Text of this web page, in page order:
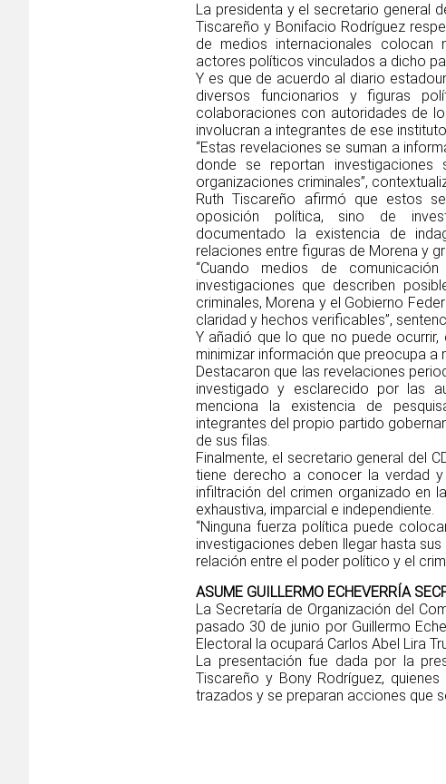
La presidenta y el secretario general
Tiscareño y Bonifacio Rodríguez
de medios internacionales
actores políticos vinculados a dicho
Y es que de acuerdo al diario
diversos funcionarios y figuras
colaboraciones con autoridades de
involucran a integrantes de ese
“Estas revelaciones se suman a
donde se reportan
organizaciones criminales”,
Ruth Tiscareño afirmó que estos
oposición política, sino de
documentado la existencia de
relaciones entre figuras de Morena y
“Cuando medios de
investigaciones que describen
criminales, Morena y el Gobierno
claridad y hechos verificables”,
Y añadió que lo que no puede
minimizar información que preocupa a
Destacaron que las revelaciones
investigado y esclarecido por las
menciona la existencia de
integrantes del propio partido
de sus filas.
Finalmente, el secretario general del
tiene derecho a conocer la verdad
infiltración del crimen organizado en
exhaustiva, imparcial e independiente.
“Ninguna fuerza política puede
investigaciones deben llegar hasta
relación entre el poder político y el
ASUME GUILLERMO ECHEVERRÍA
La Secretaría de Organización del
pasado 30 de junio por Guillermo
Electoral la ocupará Carlos Abel Lira
La presentación fue dada por la
Tiscareño y Bony Rodríguez,
trazados y se preparan acciones que